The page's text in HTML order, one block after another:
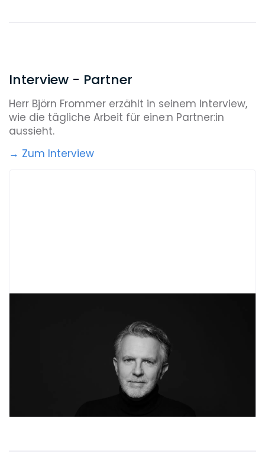
Interview - Partner
Herr Björn Frommer erzählt in seinem Interview,
wie die tägliche Arbeit für eine:n Partner:in
aussieht.
→ Zum Interview